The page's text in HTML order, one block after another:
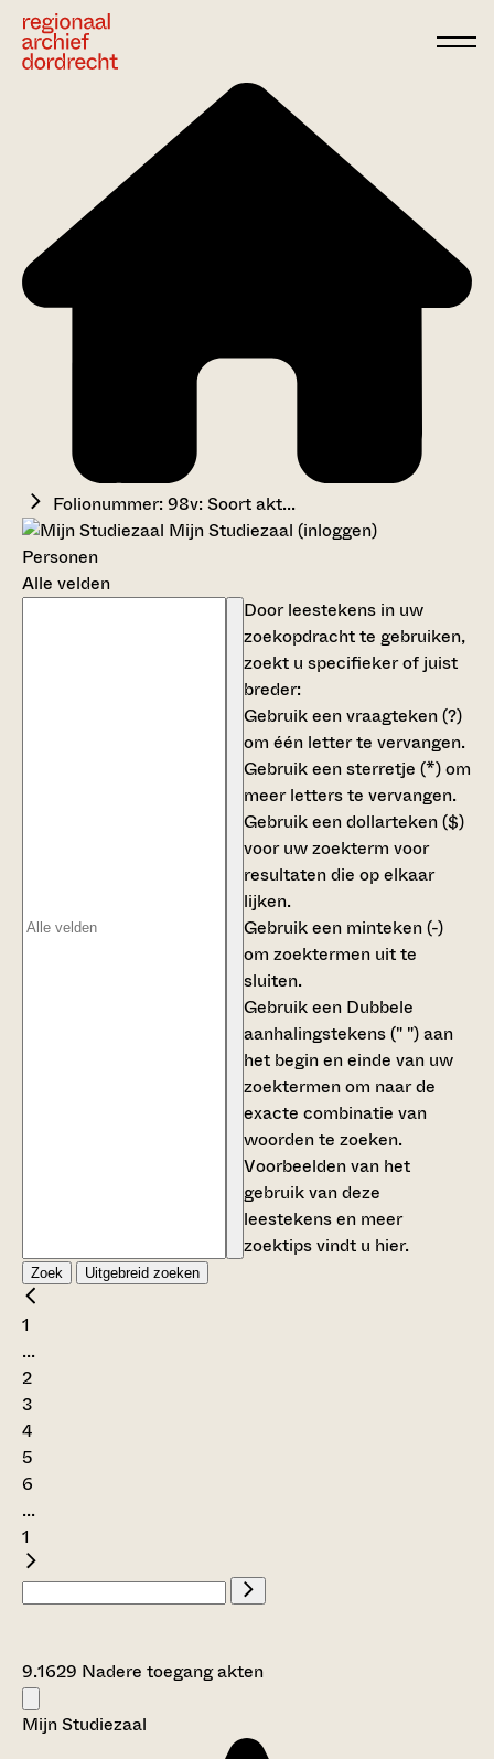
Folionummer: 98v: Soort akt...
Mijn Studiezaal (inloggen)
Personen
Alle velden
Door leestekens in uw
zoekopdracht te gebruiken,
zoekt u specifieker of juist
breder:
Gebruik eenvraagteken (?)
om één letter te vervangen.
Gebruik eensterretje (*)om
meer letters te vervangen.
Gebruik eendollarteken ($)
voor uw zoekterm voor
resultaten die op elkaar
lijken.
Gebruik een minteken (-)
om zoektermen uit te
sluiten.
Gebruik een Dubbele
aanhalingstekens (" ")aan
het begin en einde van uw
zoektermen om naar de
exacte combinatie van
woorden te zoeken.
Voorbeelden van het
gebruik van deze
leestekens en meer
zoektips vindt u hier.
Zoek Uitgebreid zoeken
1
...
2
3
4
5
6
...
1
9.1629 Nadere toegang akten
Mijn Studiezaal